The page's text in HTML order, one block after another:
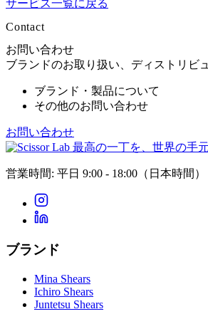
サービス一覧に戻る
Contact
お問い合わせ
ブランドのお取り扱い、ディストリビ
ブランド・製品について
その他のお問い合わせ
お問い合わせ
最高の一丁を、世界の手元
営業時間: 平日 9:00 - 18:00（日本時間）
ブランド
Mina Shears
Ichiro Shears
Juntetsu Shears